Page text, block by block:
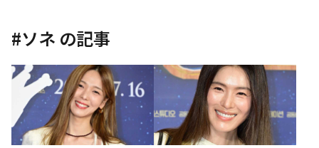
#ソネ の記事